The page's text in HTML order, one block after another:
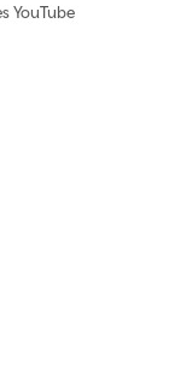
YouTube